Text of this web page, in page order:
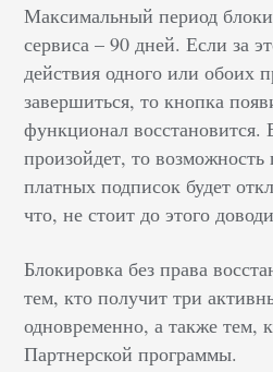
Максимальный период
сервиса – 90 дней. Если за
действия одного или обоих
завершиться, то кнопка
функционал восстановится.
произойдет, то возможность
платных подписок будет
что, не стоит до этого
Блокировка без права
тем, кто получит три
одновременно, а также тем,
Партнерской программы.